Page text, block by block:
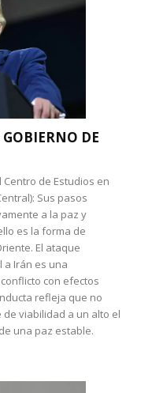
DE
de Estudios en
Sus pasos
a la paz y
es la forma de
El ataque
a Irán es una
con efectos
refleja que no
viabilidad a un alto el
una paz estable.